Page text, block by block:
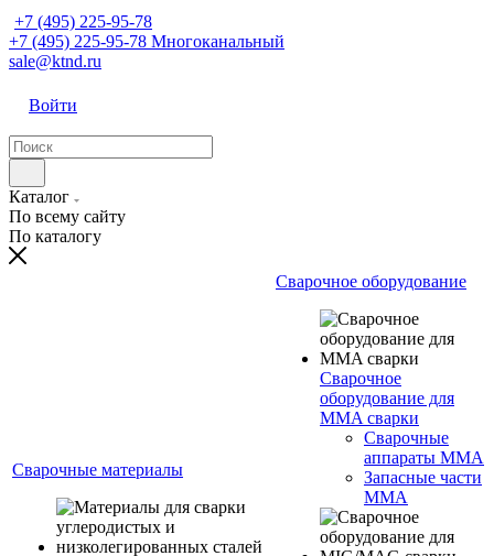
+7 (495) 225-95-78
+7 (495) 225-95-78 Многоканальный
sale@ktnd.ru
Войти
Каталог
По всему сайту
По каталогу
Сварочные материалы
Сварочное оборудование
Сварочное
оборудование для
MMA сварки
Сварочные
аппараты MMA
Запасные части
MMA